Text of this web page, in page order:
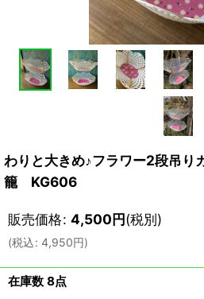
わりと大きめ♪フラワー2段吊
籠 KG606
販売価格: 4,500円(税別)
(税込: 4,950円)
在庫数 8点